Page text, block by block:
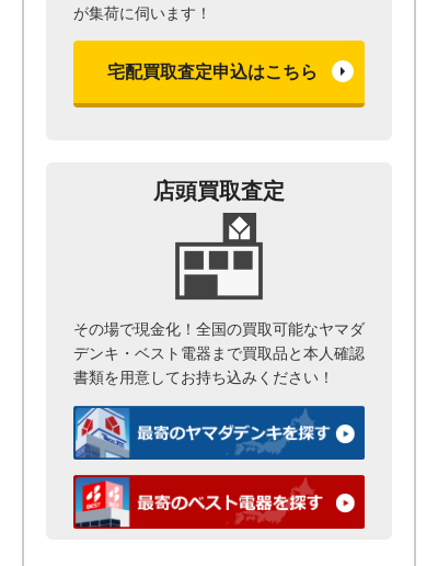
が集荷に伺います！
宅配買取査定申込はこちら
店頭買取査定
その場で現金化！全国の買取可能なヤマダ
デンキ・ベスト電器まで買取品と本人確認
書類を用意してお持ち込みください！